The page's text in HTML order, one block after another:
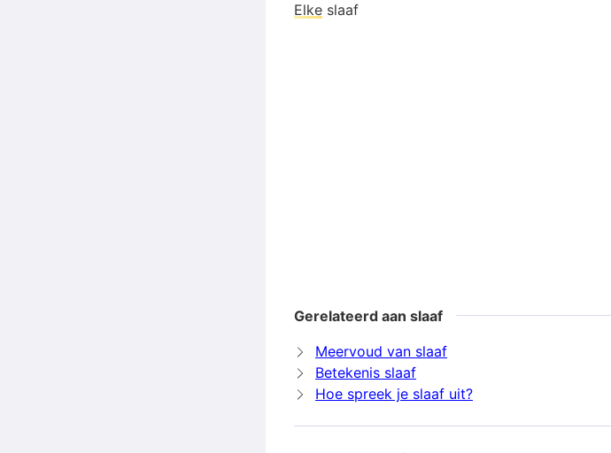
Elke slaaf
Gerelateerd aan slaaf
Meervoud van slaaf
Betekenis slaaf
Hoe spreek je slaaf uit?